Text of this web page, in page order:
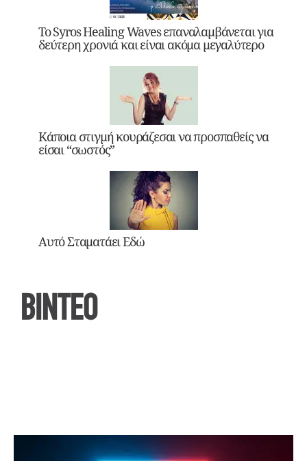
Το Syros Healing Waves επαναλαμβάνεται για
δεύτερη χρονιά και είναι ακόμα μεγαλύτερο
Κάποια στιγμή κουράζεσαι να προσπαθείς να
είσαι “σωστός”
Αυτό Σταματάει Εδώ
ΒΙΝΤΕΟ